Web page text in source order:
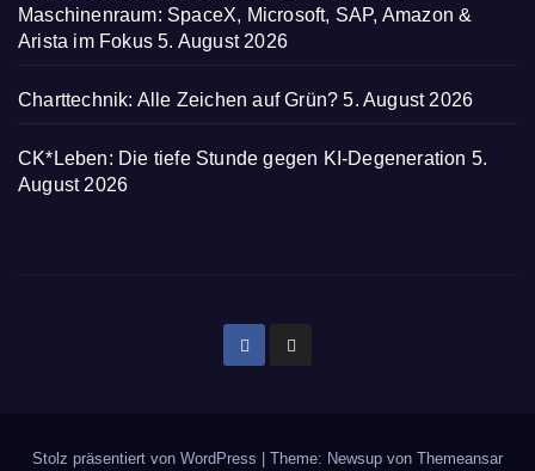
Maschinenraum: SpaceX, Microsoft, SAP, Amazon &
Arista im Fokus 5. August 2026
Charttechnik: Alle Zeichen auf Grün? 5. August 2026
CK*Leben: Die tiefe Stunde gegen KI-Degeneration 5.
August 2026
Stolz präsentiert von WordPress Theme: Newsup von Themeansar